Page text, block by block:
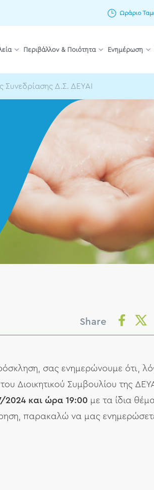
Ωράριο
Περιβάλλον & Ποιότητα Ενημέρωση
Συνεδρίασης Δ.Σ. ΔΕΥΑΙ
Share
σας ενημερώνουμε ότι,
Διοικητικού Συμβουλίου της
2024 και ώρα 19:00 με τα ίδια
παρακαλώ να μας